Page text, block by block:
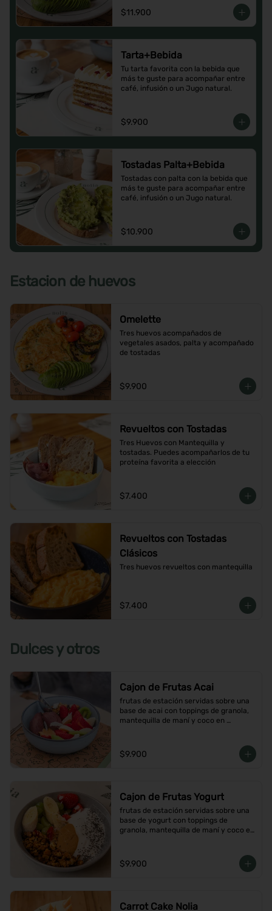
$11.900
Tarta+Bebida
Tu tarta favorita con la bebida que
más te guste para acompañar entre
café, infusión o un Jugo natural.
$9.900
Tostadas Palta+Bebida
Tostadas con palta con la bebida que
más te guste para acompañar entre
café, infusión o un Jugo natural.
$10.900
Estacion de huevos
Omelette
Tres huevos acompañados de
vegetales asados, palta y acompañado
de tostadas
$9.900
Revueltos con Tostadas
Tres Huevos con Mantequilla y
tostadas. Puedes acompañarlos de tu
proteína favorita a elección
$7.400
Revueltos con Tostadas
Clásicos
Tres huevos revueltos con mantequilla
$7.400
Dulces y otros
Cajon de Frutas Acai
frutas de estación servidas sobre una
base de acai con toppings de granola,
mantequilla de maní y coco en
$9.900
Cajon de Frutas Yogurt
frutas de estación servidas sobre una
base de yogurt con toppings de
granola, mantequilla de maní y coco en
$9.900
Carrot Cake Nolia